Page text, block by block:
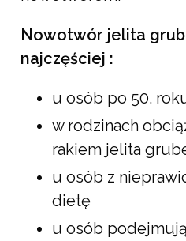
Nowotwór jelita
najczęściej :
u osób po 50.
w rodzinach
rakiem jelita
u osób z
dietę
u osób